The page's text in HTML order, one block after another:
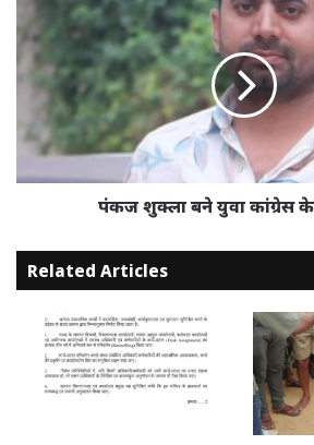
बने
युवा
कांग्रेस
जिलाध्यक्ष
पंकज शुक्ला बने युवा कांग्रेस के
Related Articles